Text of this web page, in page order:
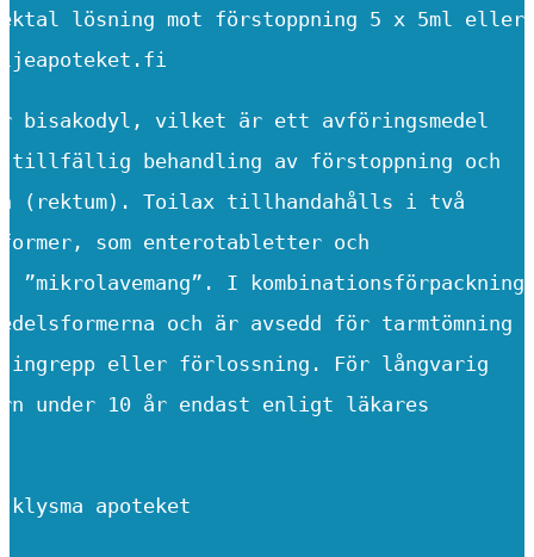
rektal lösning mot förstoppning 5 x 5ml eller
bisakodyl, vilket är ett avföringsmedel
tillfällig behandling av förstoppning och
(rektum). Toilax tillhandahålls i två
som enterotabletter och
”mikrolavemang”. I kombinationsförpackning
och är avsedd för tarmtömning
eller förlossning. För långvarig
under 10 år endast enligt läkares
apoteket